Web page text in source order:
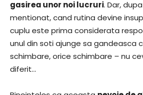
gasirea unor noi lucruri. Dar,
mentionat, cand rutina devine
cuplu este prima considerata
unul din soti ajunge sa gandeasca
schimbare, orice schimbare – nu
diferit…